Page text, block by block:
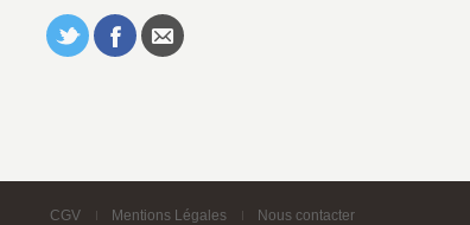
CGV Mentions Légales Nous contacter